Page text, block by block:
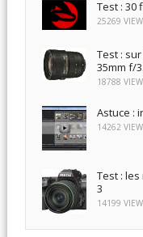
Test : 30
25269
Test :
35mm f/
18788
Astuce :
14262
Test :
3
14199